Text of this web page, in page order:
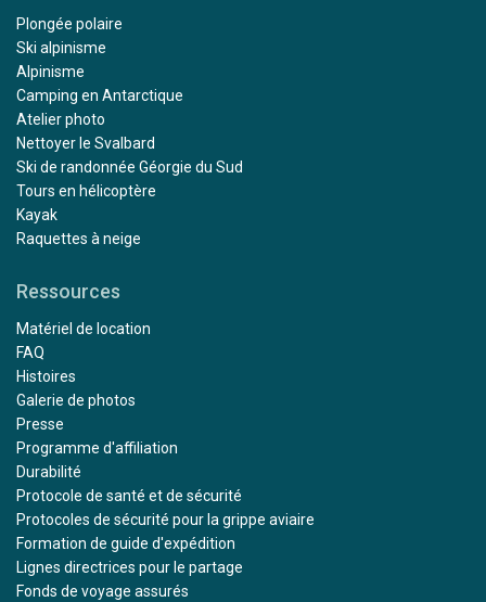
Plongée polaire
Ski alpinisme
Alpinisme
Camping en Antarctique
Atelier photo
Nettoyer le Svalbard
Ski de randonnée Géorgie du Sud
Tours en hélicoptère
Kayak
Raquettes à neige
Ressources
Matériel de location
FAQ
Histoires
Galerie de photos
Presse
Programme d'affiliation
Durabilité
Protocole de santé et de sécurité
Protocoles de sécurité pour la grippe aviaire
Formation de guide d'expédition
Lignes directrices pour le partage
Fonds de voyage assurés